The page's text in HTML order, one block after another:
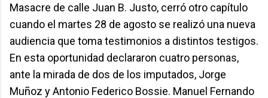
Masacre de calle Juan B. Justo, cerró otro capítulo
cuando el martes 28 de agosto se realizó una nueva
audiencia que toma testimonios a distintos testigos.
En esta oportunidad declararon cuatro personas,
ante la mirada de dos de los imputados, Jorge
Muñoz y Antonio Federico Bossie. Manuel Fernando